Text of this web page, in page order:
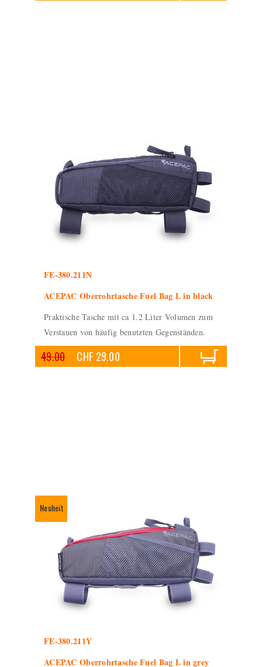
FE-380.211N
ACEPAC Oberrohrtasche Fuel Bag L in black
Praktische Tasche mit ca 1.2 Liter Volumen zum
Verstauen von häufig benutzten Gegenständen.
49.00 CHF 29.00
FE-380.211Y
ACEPAC Oberrohrtasche Fuel Bag L in grey
Neuheit